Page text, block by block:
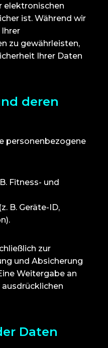
elektronischen
ist. Während wir
zu gewährleisten,
Ihrer Daten
deren
personenbezogene
Fitness- und
B. Geräte-ID,
zur
und Absicherung
Weitergabe an
Daten